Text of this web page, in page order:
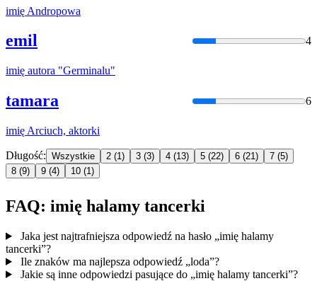
imię Andropowa
emil 4
imię autora "Germinalu"
tamara 6
imię Arciuch, aktorki
Długość: Wszystkie 2 (1) 3 (3) 4 (13) 5 (22) 6 (21) 7 (5)
8 (9) 9 (4) 10 (1)
FAQ: imię halamy tancerki
Jaka jest najtrafniejsza odpowiedź na hasło „imię halamy
tancerki”?
Ile znaków ma najlepsza odpowiedź „loda”?
Jakie są inne odpowiedzi pasujące do „imię halamy tancerki”?